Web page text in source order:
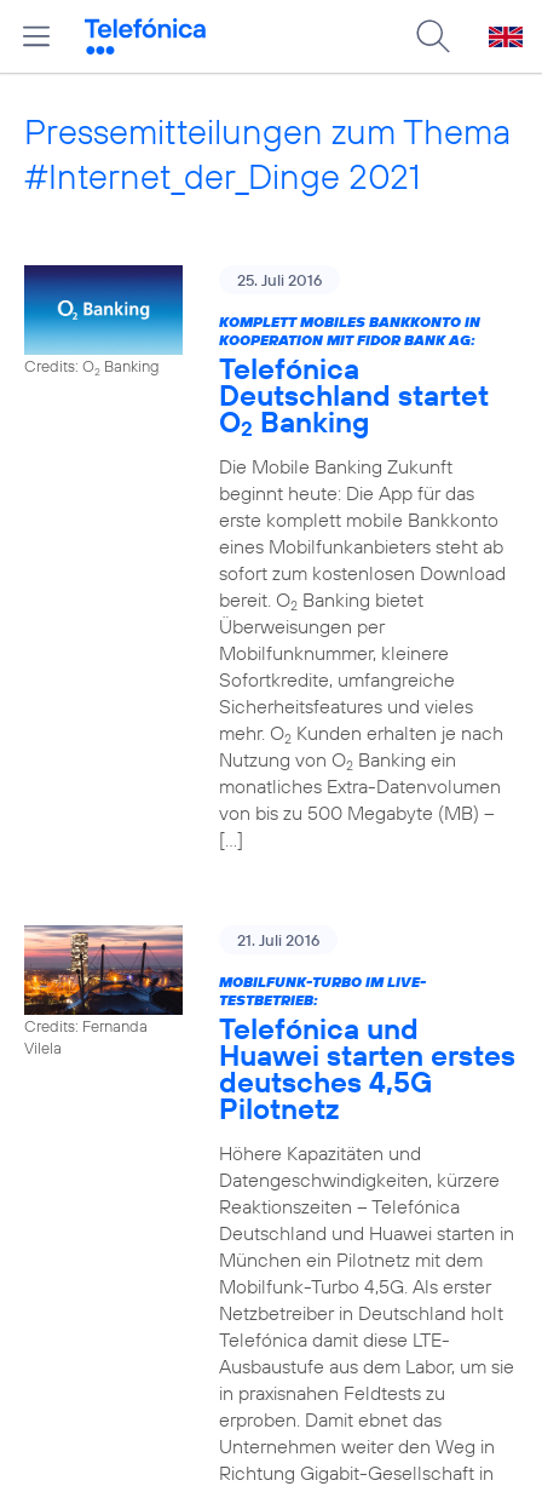
Pressemitteilungen zum Thema
#Internet_der_Dinge 2021
Credits: O2 Banking
25. Juli 2016
KOMPLETT MOBILES BANKKONTO IN
KOOPERATION MIT FIDOR BANK AG:
Telefónica
Deutschland startet
O2 Banking
Die Mobile Banking Zukunft
beginnt heute: Die App für das
erste komplett mobile Bankkonto
eines Mobilfunkanbieters steht ab
sofort zum kostenlosen Download
bereit. O2Banking bietet
Überweisungen per
Mobilfunknummer, kleinere
Sofortkredite, umfangreiche
Sicherheitsfeatures und vieles
mehr. O2Kunden erhalten je nach
Nutzung von O2Banking ein
monatliches Extra-Datenvolumen
von bis zu 500 Megabyte (MB) –
[…]
Credits: Fernanda
Vilela
21. Juli 2016
MOBILFUNK-TURBO IM LIVE-
TESTBETRIEB:
Telefónica und
Huawei starten erstes
deutsches 4,5G
Pilotnetz
Höhere Kapazitäten und
Datengeschwindigkeiten, kürzere
Reaktionszeiten – Telefónica
Deutschland und Huawei starten in
München ein Pilotnetz mit dem
Mobilfunk-Turbo 4,5G. Als erster
Netzbetreiber in Deutschland holt
Telefónica damit diese LTE-
Ausbaustufe aus dem Labor, um sie
in praxisnahen Feldtests zu
erproben. Damit ebnet das
Unternehmen weiter den Weg in
Richtung Gigabit-Gesellschaft in